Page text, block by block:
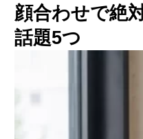
顔合わせで絶
話題5つ